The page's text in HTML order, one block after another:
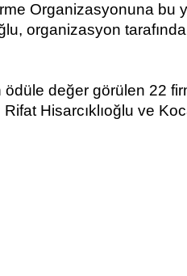
Organizasyonuna bu
organizasyon
ödüle değer görülen 22
Hisarcıklıoğlu ve